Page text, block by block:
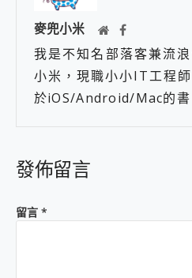
麥兜小米
我是不知名部落客兼流
小米，現職小小IT工程
於iOS/Android/Mac的書
發佈留言
留言 *